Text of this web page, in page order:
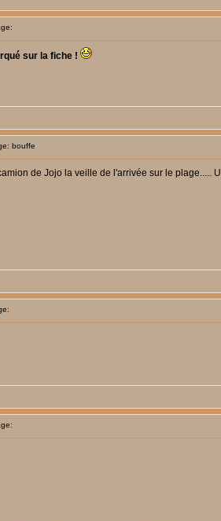
sur la fiche !
bouffe
de Jojo la veille de l'arrivée sur le